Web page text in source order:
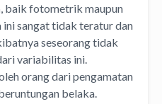
baik fotometrik maupun
sangat tidak teratur dan
seseorang tidak
variabilitas ini.
orang dari pengamatan
belaka.